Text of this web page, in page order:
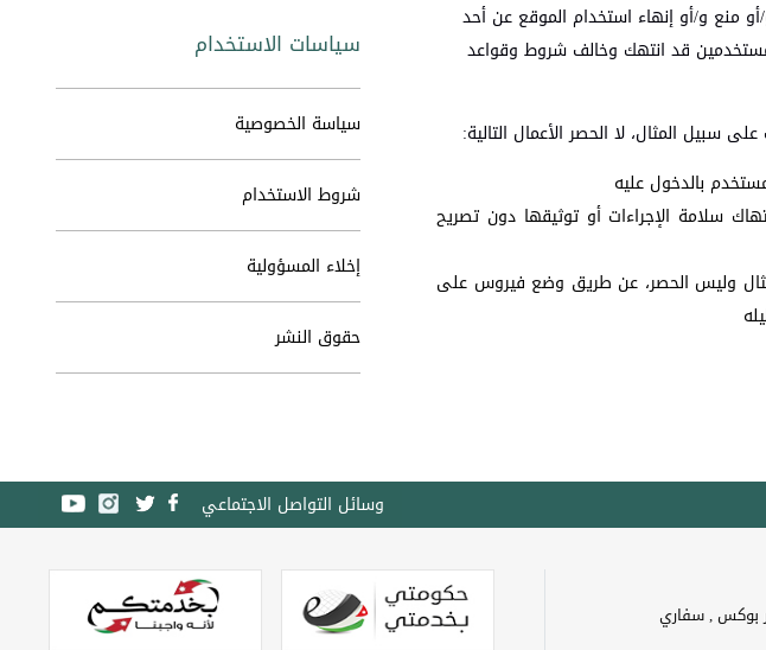
منع و/أو إنهاء استخدام الموقع عن أحد
قد انتهك وخالف شروط وقواعد
سبيل المثال، لا الحصر الأعمال التالية:
بالدخول عليه
سلامة الإجراءات أو توثيقها دون تصريح
وليس الحصر، عن طريق وضع فيروس على
سياسات الاستخدام
سياسة الخصوصية
شروط الاستخدام
إخلاء المسؤولية
حقوق النشر
وسائل التواصل الاجتماعي